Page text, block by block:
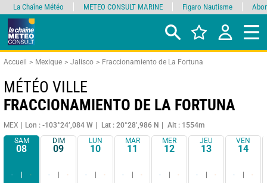
Accueil Mexique Jalisco Fraccionamiento de La Fortuna
MÉTÉO VILLE
FRACCIONAMIENTO DE LA FORTUNA
MEX Lon : -103°24’,084 W Lat : 20°28’,986 N
Alt : 1554m
SAM
08
- -
DIM
09
- -
LUN
10
- -
MAR
11
- -
MER
12
- -
JEU
13
- -
VEN
14
- -
La Chaîne Météo METEO CONSULT MARINE Figaro Nautisme